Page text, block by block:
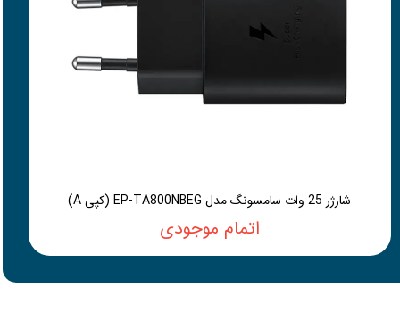
شارژر 25 وات سامسونگ مدل EP-TA800NBEG (کپی A)
اتمام موجودی